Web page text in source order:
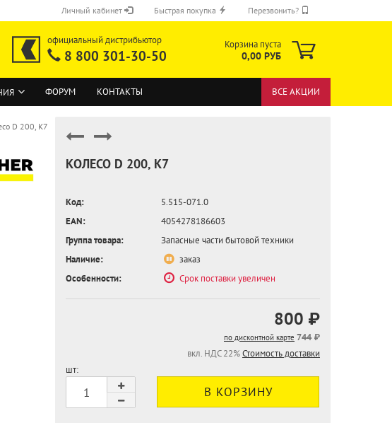
Личный кабинет Быстрая покупка Перезвонить?
официальный дистрибьютор
8 800 301-30-50
Корзина пуста
0,00 РУБ
ФОРУМ КОНТАКТЫ ВСЕ АКЦИИ
D 200, K7
КОЛЕСО D 200, K7
Код:
5.515-071.0
EAN:
4054278186603
Группа товара:
Запасные части бытовой техники
Наличие:
заказ
Особенности:
Срок поставки увеличен
800 ₽
по дисконтной карте 744 ₽
вкл. НДС 22%Стоимость доставки
шт: